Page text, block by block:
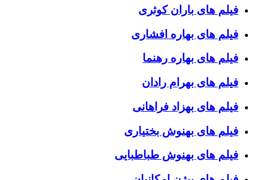
فیلم های باران کوثری
فیلم های بهاره افشاری
فیلم های بهاره رهنما
فیلم های بهرام رادان
فیلم های بهزاد فراهانی
فیلم های بهنوش بختیاری
فیلم های بهنوش طباطبایی